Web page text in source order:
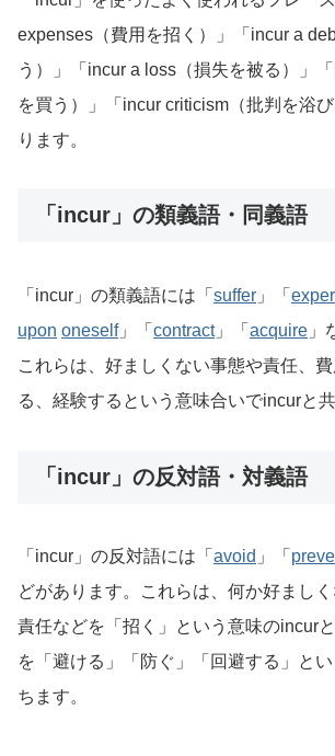
expenses（費用を招く）」「incur a
う）」「incur a loss（損失を被る）」
を買う）」「incur criticism（批判を浴
ります。
「incur」の類義語・同義語
「incur」の類義語には「 suffer 」「
upon oneself」「 contract」「 acquire 」
これらは、好ましくない事態や責任、
る、経験するという意味合いでincurと共
「incur」の反対語・対義語
「incur」の反対語には「 avoid 」「
どがあります。これらは、何か好ましく
責任などを「招く」という意味のincur
を「避ける」「防ぐ」「回避する」と
ちます。